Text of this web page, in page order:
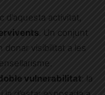
d’aquesta activitat,
. Un conjunt
donar visibilitat a les
vulnerabilitat: la